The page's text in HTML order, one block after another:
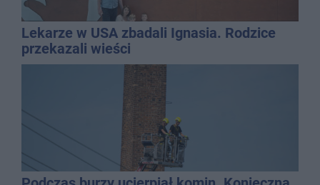
Lekarze w USA zbadali Ignasia. Rodzice
przekazali wieści